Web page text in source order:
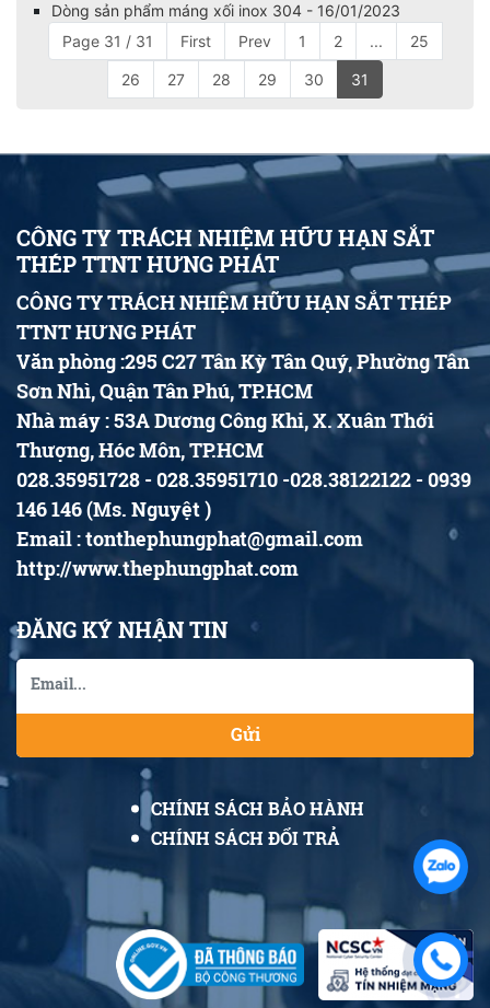
Dòng sản phẩm máng xối inox 304 - 16/01/2023
Page 31 / 31
First Prev 1 2 ... 25
26 27 28 29 30 31
CÔNG TY TRÁCH NHIỆM HỮU HẠN SẮT
THÉP TTNT HƯNG PHÁT
CÔNG TY TRÁCH NHIỆM HỮU HẠN SẮT THÉP
TTNT HƯNG PHÁT
Văn phòng :295 C27 Tân Kỳ Tân Quý, Phường Tân
Sơn Nhì, Quận Tân Phú, TP.HCM
Nhà máy : 53A Dương Công Khi, X. Xuân Thới
Thượng, Hóc Môn, TP.HCM
028.35951728 - 028.35951710 -028.38122122 - 0939
146 146 (Ms. Nguyệt )
Email : tonthephungphat@gmail.com
http://www.thephungphat.com
ĐĂNG KÝ NHẬN TIN
Gửi
CHÍNH SÁCH BẢO HÀNH
CHÍNH SÁCH ĐỔI TRẢ